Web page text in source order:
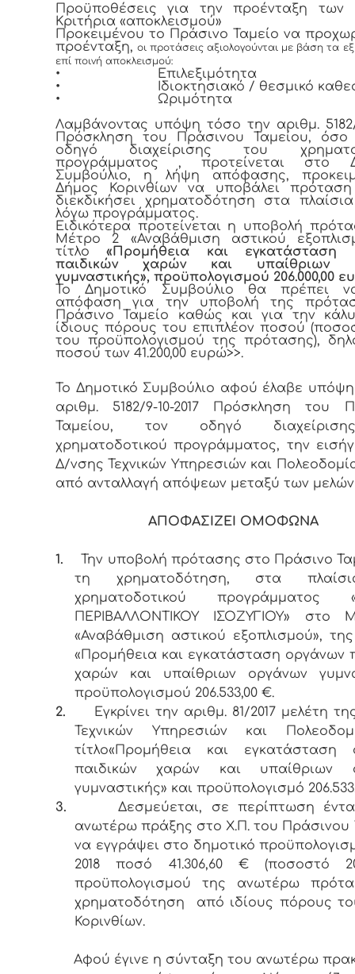
Προϋποθέσεις για την προένταξη των
Κριτήρια «αποκλεισμού»
Προκειμένου το Πράσινο Ταμείο να
προένταξη,οι προτάσεις αξιολογούνται με βάση τα
επί ποινή αποκλεισμού:
•
Επιλεξιμότητα
•
Ιδιοκτησιακό / θεσμικό
•
Ωριμότητα
Λαμβάνοντας υπόψη τόσο την αριθμ. 5182/
Πρόσκληση του Πράσινου Ταμείου, όσο
οδηγό διαχείρισης του
προγράμματος , προτείνεται στο
Συμβούλιο, η λήψη απόφασης,
Δήμος Κορινθίων να υποβάλει
διεκδικήσει χρηματοδότηση στα
λόγω προγράμματος.
Ειδικότερα προτείνεται η υποβολή
Μέτρο 2 «Αναβάθμιση αστικού
τίτλο«Προμήθεια και εγκατάσταση
παιδικών χαρών και υπαίθριων
γυμναστικής», προϋπολογισμού 206.000,00
Το Δημοτικό Συμβούλιο θα πρέπει
απόφαση για την υποβολή της
Πράσινο Ταμείο καθώς και για την
ίδιους πόρους του επιπλέον ποσού
του προϋπολογισμού της πρότασης),
ποσού των 41.200,00 ευρώ>>.
Το Δημοτικό Συμβούλιο αφού έλαβε
αριθμ. 5182/9-10-2017 Πρόσκληση του
Ταμείου, τον οδηγό
χρηματοδοτικού προγράμματος, την
Δ/νσης Τεχνικών Υπηρεσιών και
από ανταλλαγή απόψεων μεταξύ των
ΑΠΟΦΑΣΙΖΕΙ ΟΜΟΦΩΝΑ
1.
Την υποβολή πρότασης στο Πράσινο
τη χρηματοδότηση, στα
χρηματοδοτικού προγράμματος
ΠΕΡΙΒΑΛΛΟΝΤΙΚΟΥ ΙΣΟΖΥΓΙΟΥ» στο
«Αναβάθμιση αστικού εξοπλισμού»,
«Προμήθεια και εγκατάσταση οργάνων
χαρών και υπαίθριων οργάνων
προϋπολογισμού 206.533,00 €.
2.
Εγκρίνει την αριθμ. 81/2017 μελέτη
Τεχνικών Υπηρεσιών και
τίτλο«Προμήθεια και εγκατάσταση
παιδικών χαρών και υπαίθριων
γυμναστικής» και προϋπολογισμό
3.
Δεσμεύεται, σε περίπτωση
ανωτέρω πράξης στο Χ.Π. του Πράσινου
να εγγράψει στο δημοτικό
2018 ποσό 41.306,60 € (ποσοστό
προϋπολογισμού της ανωτέρω
χρηματοδότηση από ιδίους πόρους
Κορινθίων.
Αφού έγινε η σύνταξη του ανωτέρω